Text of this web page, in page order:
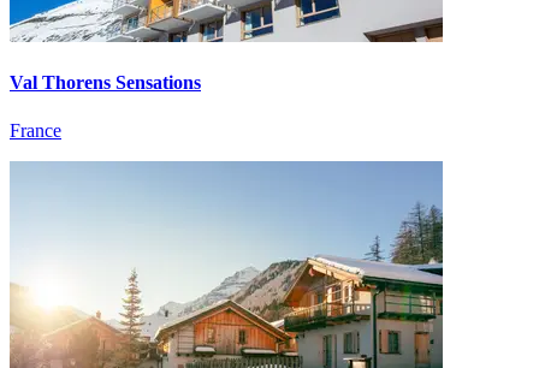
Val Thorens Sensations
France